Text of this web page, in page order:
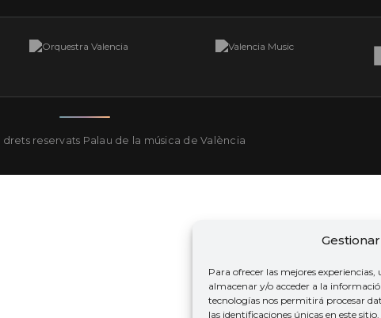
Para ofrecer las mejores
almacenar y/o acceder a la
tecnologías nos permitirá procesar
las identificaciones únicas en este
drets reservats Palau de la música de València